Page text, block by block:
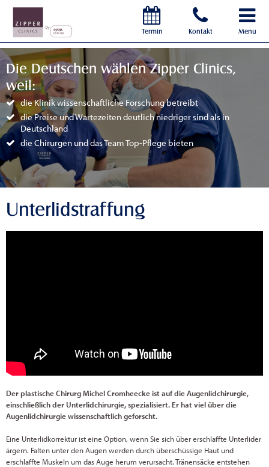
Termin Kontakt Menu
Die Deutschen wählen Zipper Clinics,
weil:
die Klinik wissenschaftliche Forschung betreibt
die Preise und Wartezeiten deutlich niedriger sind als in
Deutschland
die Chirurgen und das Team Top-Pflege bieten
Unterlidstraffung
Der plastische Chirurg Michel Cromheecke ist auf die Augenlidchirurgie,
einschließlich der Unterlidchirurgie, spezialisiert. Er hat viel über die
Augenlidchirurgie wissenschaftlich geforscht.
Eine Unterlidkorrektur ist eine Option, wenn Sie sich über erschlaffte Unterlider
ärgern. Falten unter den Augen werden durch überschüssige Haut und
erschlaffte Muskeln um das Auge herum verursacht. Tränensäcke entstehen